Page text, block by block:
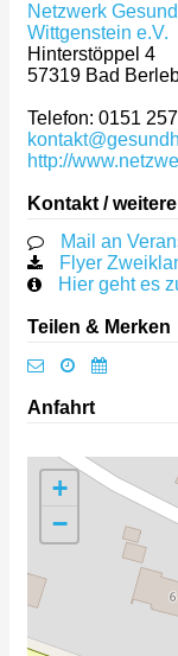
Netzwerk
Wittgenstein e.V.
Hinterstöppel 4
57319 Bad
Telefon: 0151
http://
Kontakt /
Mail an
Flyer
Hier geht es
Teilen & Merken
Anfahrt
+
−